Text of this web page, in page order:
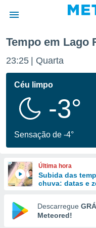
da
foi
fornecidas
a este
das
e
forma
digital
Tempo em Lago
23:25 Quarta
Céu limpo
-3°
Sensação de -4°
Última hora
Subida das
chuva: datas e
Descarregue
Meteored!